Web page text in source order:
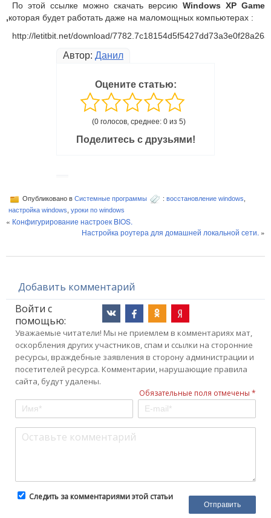
По этой ссылке можно скачать версию Windows XP Game
,которая будет работать даже на маломощных компьютерах :
http://letitbit.net/download/
Автор: Данил
Оцените статью:
(0 голосов, среднее: 0 из 5)
Поделитесь с друзьями!
Опубликовано в Системные программы : восстановление windows
настройка windows уроки по windows
« Конфигурирование настроек BIOS.
Настройка роутера для домашней локальной сети. »
Добавить комментарий
Войти с
помощью:
Уважаемые читатели! Мы не приемлем в комментариях мат,
оскорбления других участников, спам и ссылки на сторонние
ресурсы, враждебные заявления в сторону администрации и
посетителей ресурса. Комментарии, нарушающие правила
сайта, будут удалены.
Обязательные поля отмечены *
Следить за комментариями этой статьи